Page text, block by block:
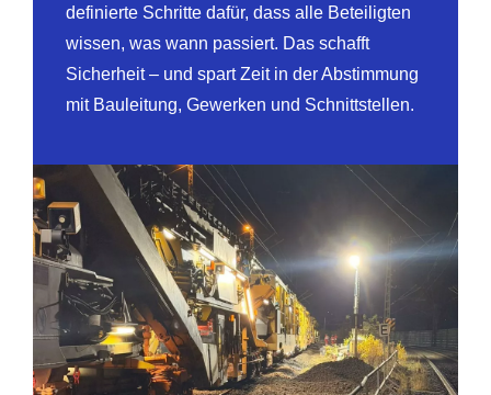
definierte Schritte dafür, dass alle Beteiligten
wissen, was wann passiert. Das schafft
Sicherheit – und spart Zeit in der Abstimmung
mit Bauleitung, Gewerken und Schnittstellen.